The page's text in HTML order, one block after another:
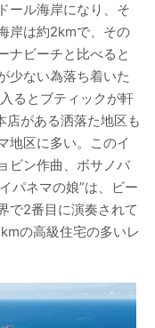
ール海岸になり、そ
岸は約2kmで、その
ナビーチと比べると
少ない為落ち着いた
るとブティックが軒
店がある洒落た地区も
地区に多い。このイ
ビン作曲、ボサノバ
パネマの娘”は、ビー
で2番目に演奏されて
の高級住宅の多いレ